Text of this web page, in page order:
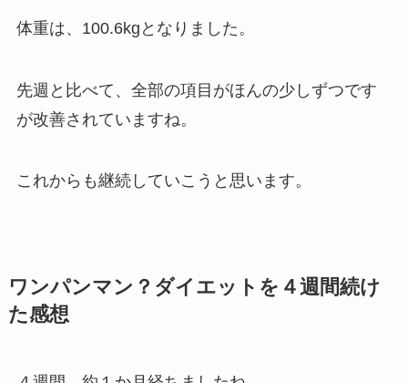
体重は、100.6kgとなりました。
先週と比べて、全部の項目がほんの少しずつです
が改善されていますね。
これからも継続していこうと思います。
ワンパンマン？ダイエットを４週間続け
た感想